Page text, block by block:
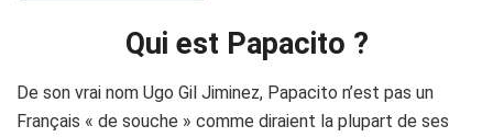
Qui est Papacito ?
De son vrai nom Ugo Gil Jiminez, Papacito n’est pas un
Français « de souche » comme diraient la plupart de ses